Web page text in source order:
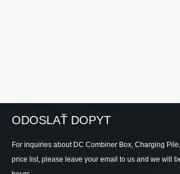
ODOSLAŤ DOPYT
For inquiries about DC Combiner Box, Charging
price list, please leave your email to us and we will